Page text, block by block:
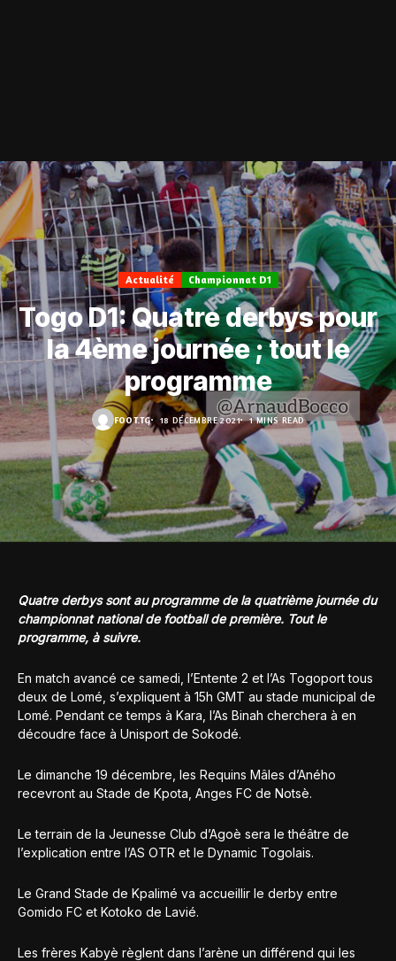
Actualité Championnat D1
Togo D1: Quatre derbys pour
la 4ème journée ; tout le
programme
FOOT.TG 18 DÉCEMBRE 2021 1 MINS READ
Quatre derbys sont au programme de la quatrième journée du
championnat national de football de première. Tout le
programme, à suivre.
En match avancé ce samedi, l’Entente 2 et l’As Togoport tous
deux de Lomé, s’expliquent à 15h GMT au stade municipal de
Lomé. Pendant ce temps à Kara, l’As Binah cherchera à en
découdre face à Unisport de Sokodé.
Le dimanche 19 décembre, les Requins Mâles d’Aného
recevront au Stade de Kpota, Anges FC de Notsè.
Le terrain de la Jeunesse Club d’Agoè sera le théâtre de
l’explication entre l’AS OTR et le Dynamic Togolais.
Le Grand Stade de Kpalimé va accueillir le derby entre
Gomido FC et Kotoko de Lavié.
Les frères Kabyè règlent dans l’arène un différend qui les